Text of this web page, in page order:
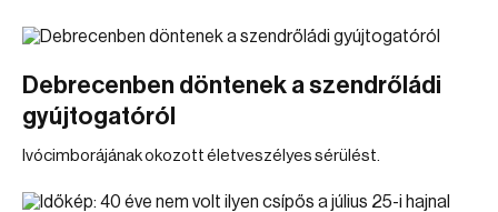
Debrecenben döntenek a szendrőládi
gyújtogatóról
Ivócimborájának okozott életveszélyes sérülést.